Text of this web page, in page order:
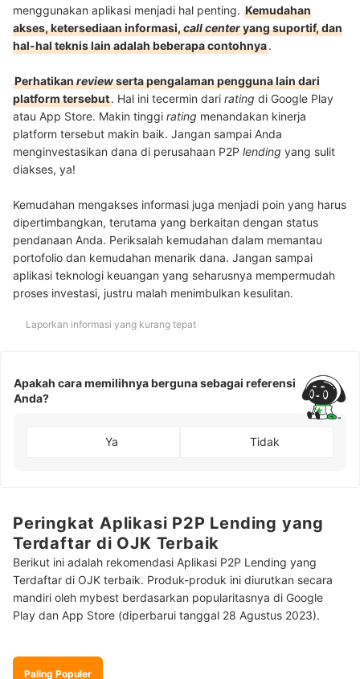
menggunakan aplikasi menjadi hal penting. Kemudahan
akses, ketersediaan informasi,call centeryang suportif, dan
hal-hal teknis lain adalah beberapa contohnya.
Perhatikanreviewserta pengalaman pengguna lain dari
platform tersebut. Hal ini tecermin dari rating di Google Play
atau App Store. Makin tinggi rating menandakan kinerja
platform tersebut makin baik. Jangan sampai Anda
menginvestasikan dana di perusahaan P2P lending yang sulit
diakses, ya!
Kemudahan mengakses informasi juga menjadi poin yang harus
dipertimbangkan, terutama yang berkaitan dengan status
pendanaan Anda. Periksalah kemudahan dalam memantau
portofolio dan kemudahan menarik dana. Jangan sampai
aplikasi teknologi keuangan yang seharusnya mempermudah
proses investasi, justru malah menimbulkan kesulitan.
Laporkan informasi yang kurang tepat
Apakah cara memilihnya berguna sebagai referensi
Anda?
Ya Tidak
Peringkat Aplikasi P2P Lending yang
Terdaftar di OJK Terbaik
Berikut ini adalah rekomendasi Aplikasi P2P Lending yang
Terdaftar di OJK terbaik. Produk-produk ini diurutkan secara
mandiri oleh mybest berdasarkan popularitasnya di Google
Play dan App Store (diperbarui tanggal 28 Agustus 2023).
Paling Populer